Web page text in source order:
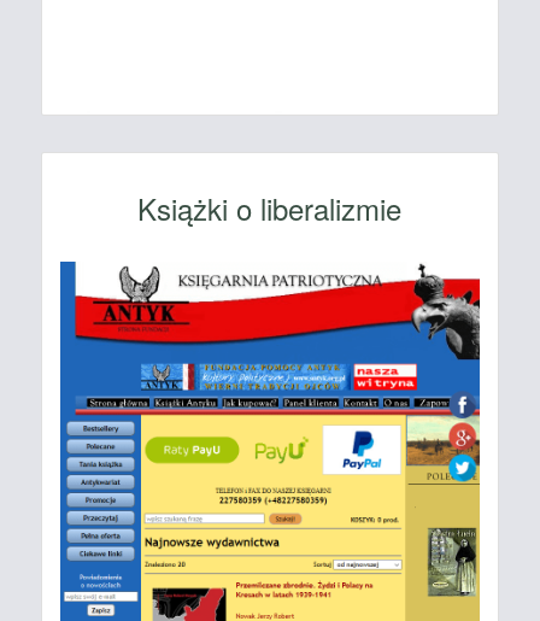
Książki o liberalizmie